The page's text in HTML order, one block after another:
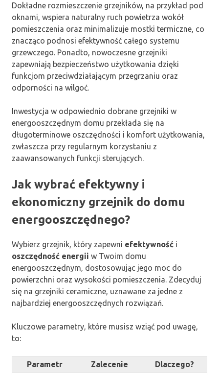
Dokładne rozmieszczenie grzejników, na przykład pod
oknami, wspiera naturalny ruch powietrza wokół
pomieszczenia oraz minimalizuje mostki termiczne, co
znacząco podnosi efektywność całego systemu
grzewczego. Ponadto, nowoczesne grzejniki
zapewniają bezpieczeństwo użytkowania dzięki
funkcjom przeciwdziałającym przegrzaniu oraz
odporności na wilgoć.
Inwestycja w odpowiednio dobrane grzejniki w
energooszczędnym domu przekłada się na
długoterminowe oszczędności i komfort użytkowania,
zwłaszcza przy regularnym korzystaniu z
zaawansowanych funkcji sterujących.
Jak wybrać efektywny i
ekonomiczny grzejnik do domu
energooszczędnego?
Wybierz grzejnik, który zapewni efektywność i
oszczędność energii w Twoim domu
energooszczędnym, dostosowując jego moc do
powierzchni oraz wysokości pomieszczenia. Zdecyduj
się na grzejniki ceramiczne, uznawane za jedne z
najbardziej energooszczędnych rozwiązań.
Kluczowe parametry, które musisz wziąć pod uwagę,
to:
Parametr Zalecenie Dlaczego?